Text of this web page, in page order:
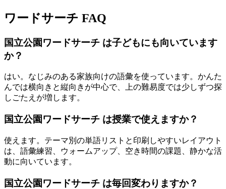
ワードサーチ FAQ
国立公園ワードサーチ は子どもにも向いています
か？
はい。なじみのある家族向けの語彙を使っています。かんた
んでは横向きと縦向きが中心で、上の難易度では少しずつ探
しごたえが増します。
国立公園ワードサーチ は授業で使えますか？
使えます。テーマ別の単語リストと印刷しやすいレイアウト
は、語彙練習、ウォームアップ、空き時間の課題、静かな活
動に向いています。
国立公園ワードサーチ は毎回変わりますか？